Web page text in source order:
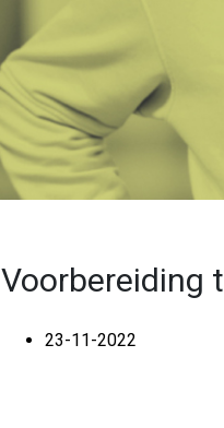
Voorbereiding
23-11-2022